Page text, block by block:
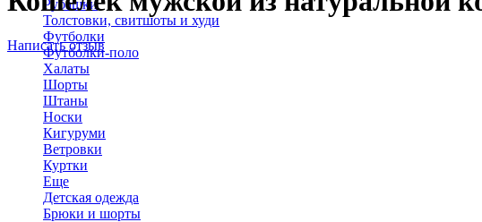
Рубашки
Толстовки, свитшоты и худи
Футболки
Футболки-поло
Халаты
Шорты
Штаны
Носки
Кигуруми
Ветровки
Куртки
Еще
Детская одежда
Брюки и шорты
Написать отзыв